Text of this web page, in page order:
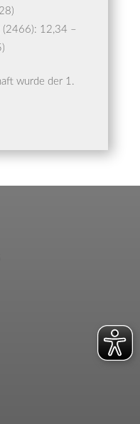
(2466): 12,34 –
wur­de der 1.